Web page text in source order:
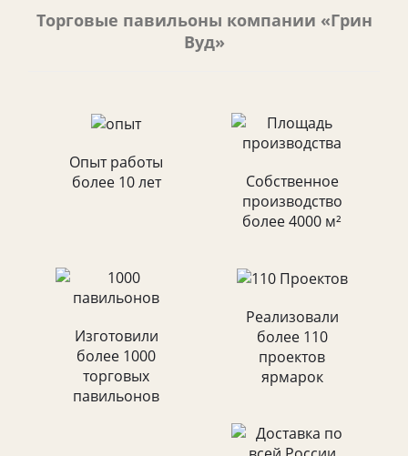
Торговые павильоны компании «Грин
Вуд»
Опыт работы
более 10 лет
Собственное
производство
более 4000 м²
Изготовили
более 1000
торговых
павильонов
Реализовали
более 110
проектов
ярмарок